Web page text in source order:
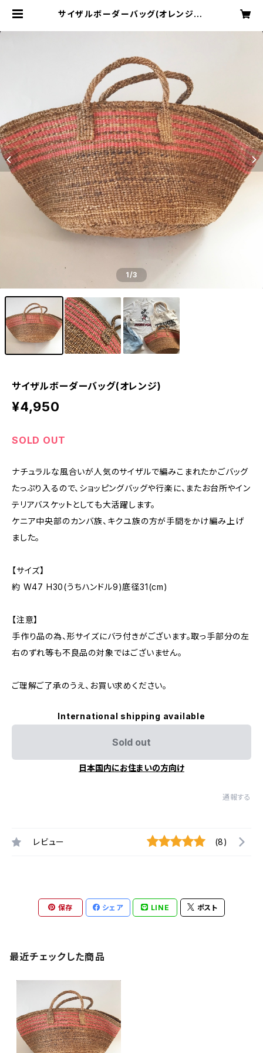
サイザルボーダーバッグ(オレンジ) |
1/3
サイザルボーダーバッグ(オレンジ)
¥4,950
SOLD OUT
ナチュラルな風合いが人気のサイザルで編みこまれたかごバッグ
たっぷり入るので、ショッピングバッグや行楽に、またお台所やイン
テリアバスケットとしても大活躍します。
ケニア中央部のカンバ族、キクユ族の方が手間をかけ編み上げ
ました。
【サイズ】
約 W47 H30(うちハンドル9)底径31(cm)
【注意】
手作り品の為、形サイズにバラ付きがございます。取っ手部分の左
右のずれ等も不良品の対象ではございません。
ご理解ご了承のうえ、お買い求めください。
International shipping available
Sold out
日本国内にお住まいの方向け
通報する
レビュー (8)
保存 シェア LINE ポスト
最近チェックした商品